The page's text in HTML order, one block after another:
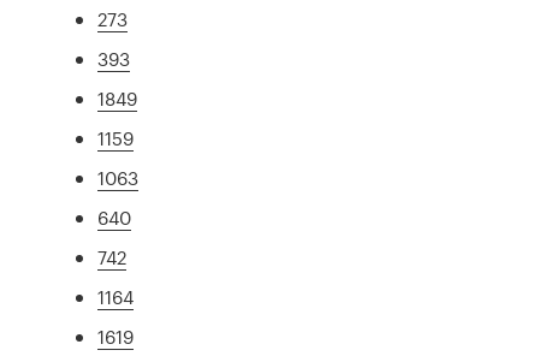
273
393
1849
1159
1063
640
742
1164
1619